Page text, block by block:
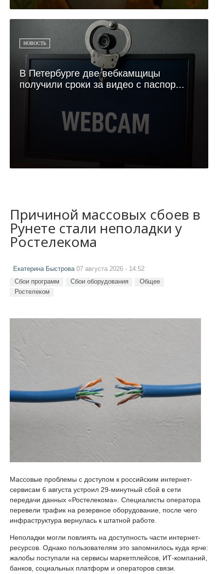
НОВОСТЬ
В Петербурге две вебкамщицы
получили сроки за видео с паспор...
Причиной массовых сбоев в
Рунете стали неполадки у
Ростелекома
Екатерина Быстрова07 августа 2026 - 14:52
Сбои программ Сбои оборудования
Общее
Ростелеком
Массовые проблемы с доступом к российским интернет-
сервисам 6 августа устроил 29-минутный сбой в сети
передачи данных «Ростелекома». Специалисты оператора
перевели трафик на резервное оборудование, после чего
инфраструктура вернулась к штатной работе.
Неполадки могли повлиять на доступность части интернет-
ресурсов. Однако пользователям это запомнилось куда ярче:
жалобы поступали на сервисы маркетплейсов, ИТ-компаний,
банков, социальных платформ и операторов связи.